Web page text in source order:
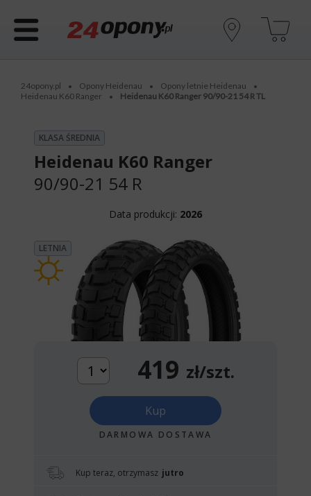
24opony.pl • Opony Heidenau • Opony letnie Heidenau •
Heidenau K60 Ranger • Heidenau K60 Ranger 90/90-21 54 R TL
KLASA ŚREDNIA
Heidenau K60 Ranger
90/90-21 54 R
Data produkcji: 2026
LETNIA
419 zł/szt.
Kup
DARMOWA DOSTAWA
Kup teraz, otrzymasz jutro